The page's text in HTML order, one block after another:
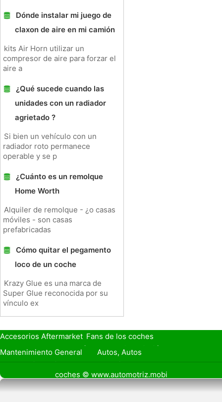
Dónde instalar mi juego de
claxon de aire en mi camión
kits Air Horn utilizar un
compresor de aire para forzar el
aire a
¿Qué sucede cuando las
unidades con un radiador
agrietado ?
Si bien un vehículo con un
radiador roto permanece
operable y se p
¿Cuánto es un remolque
Home Worth
Alquiler de remolque - ¿o casas
móviles - son casas
prefabricadas
Cómo quitar el pegamento
loco de un coche
Krazy Glue es una marca de
Super Glue reconocida por su
vínculo ex
Accesorios Aftermarket Fans de los coches
Seguro de Coche
Préstamos y Financiación
Mantenimiento General
Autos, Autos
Seguridad Vial
Combustibles
Vender Mi Cochecoches © www.automotriz.mobi